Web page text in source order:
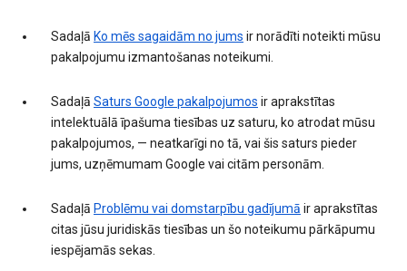
Sadaļā Ko mēs sagaidām no jums ir norādīti noteikti mūsu
pakalpojumu izmantošanas noteikumi.
Sadaļā Saturs Google pakalpojumos ir aprakstītas
intelektuālā īpašuma tiesības uz saturu, ko atrodat mūsu
pakalpojumos, — neatkarīgi no tā, vai šis saturs pieder
jums, uzņēmumam Google vai citām personām.
Sadaļā Problēmu vai domstarpību gadījumā ir aprakstītas
citas jūsu juridiskās tiesības un šo noteikumu pārkāpumu
iespējamās sekas.